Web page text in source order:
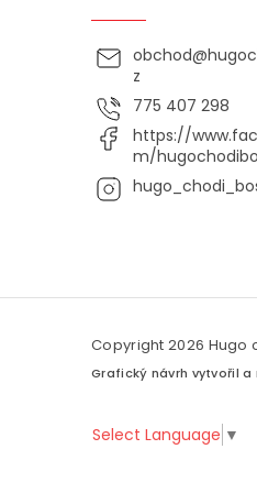
obchod@
z
775 407 298
https://
m/
Copyright 2026 Hugo
Grafický návrh vytvořil a
Select Language ▼